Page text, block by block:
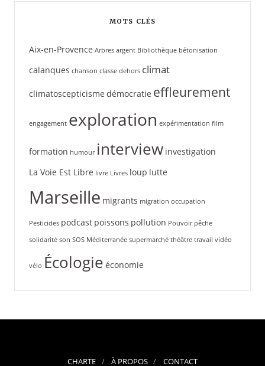
MOTS CLÉS
Aix-en-Provence Arbres argent Bibliothèque bétonisation
calanques chanson classe dehors climat
climatoscepticisme démocratie effleurement
engagement exploration expérimentation film
formation humour interview investigation
La Voie Est Libre livre Livres loup lutte
Marseille migrants migration occupation
Pesticides podcast poissons pollution Pouvoir pêche
solidarité son SOS Méditerranée supermarché théâtre travail vidéo
vélo Écologie économie
CHARTE À PROPOS CONTACT